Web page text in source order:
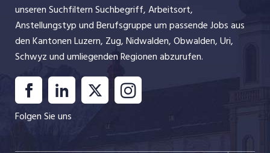
unseren Suchfiltern Suchbegriff, Arbeitsort,
Anstellungstyp und Berufsgruppe um passende Jobs aus
den Kantonen Luzern, Zug, Nidwalden, Obwalden, Uri,
Schwyz und umliegenden Regionen abzurufen.
Folgen Sie uns